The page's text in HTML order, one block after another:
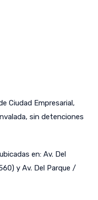
Ciudad Empresarial,
sin detenciones
en: Av. Del
y Av. Del Parque /